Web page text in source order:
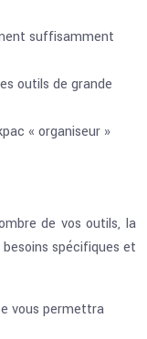
suffisamment
outils de grande
« organiseur »
de vos outils, la
spécifiques et
vous permettra